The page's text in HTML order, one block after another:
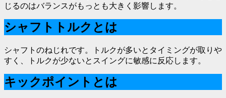
じるのはバランスがもっとも大きく影響します。
シャフトトルクとは
シャフトのねじれです。トルクが多いとタイミングが取りや
すく、トルクが少ないとスイングに敏感に反応します。
キックポイントとは